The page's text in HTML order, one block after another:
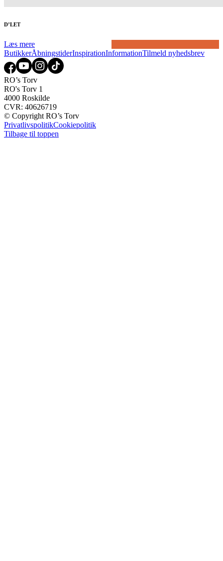
D’LET
Læs mere
ButikkerÅbningstiderInspirationInformationTilmeld nyhedsbrev
RO’s Torv
RO's Torv 1
4000 Roskilde
CVR: 40626719
© Copyright RO’s Torv
PrivatlivspolitikCookiepolitik
Tilbage til toppen